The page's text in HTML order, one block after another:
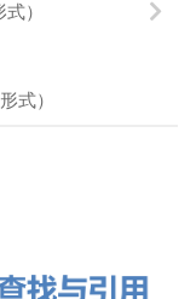
）
式）